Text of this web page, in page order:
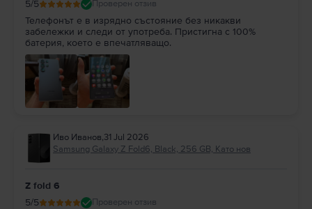
5/5 Проверен отзив
Телефонът е в изрядно състояние без никакви
забележки и следи от употреба. Пристигна с 100%
батерия, което е впечатляващо.
Иво Иванов,31 Jul 2026
Samsung Galaxy Z Fold6, Black, 256 GB, Като нов
Z fold 6
5/5 Проверен отзив